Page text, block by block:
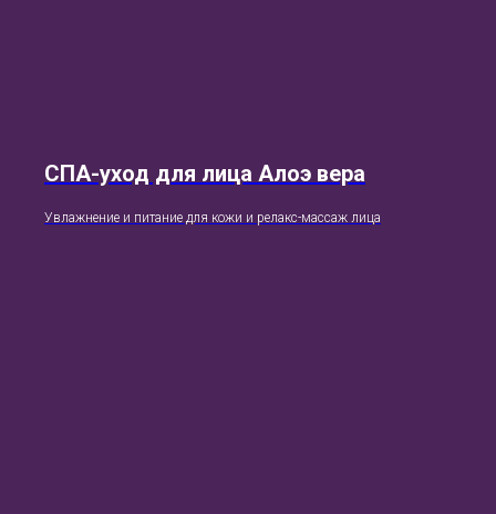
СПА-уход для лица Алоэ вера
Увлажнение и питание для кожи и релакс-массаж лица